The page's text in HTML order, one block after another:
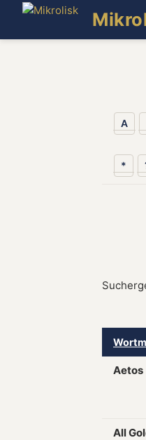
A
*
Aetos
All